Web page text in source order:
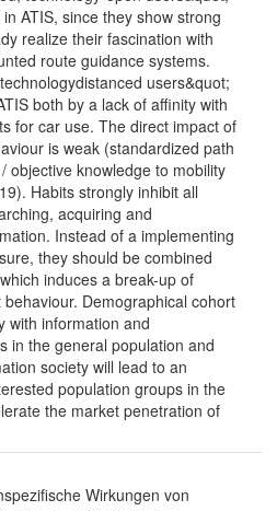
ATIS, since they show strong
realize their fascination with
route guidance systems.
users&quot;
both by a lack of affinity with
for car use. The direct impact of
is weak (standardized path
objective knowledge to mobility
Habits strongly inhibit all
acquiring and
Instead of a implementing
they should be combined
induces a break-up of
Demographical cohort
with information and
in the general population and
society will lead to an
population groups in the
the market penetration of
Wirkungen von